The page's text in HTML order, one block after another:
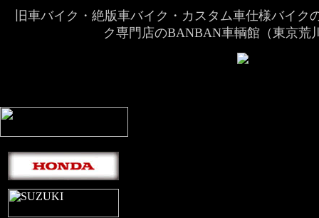
旧車バイク・絶版車バイク・カスタム車仕様バイク
ク専門店のBANBAN車輌館（東京荒